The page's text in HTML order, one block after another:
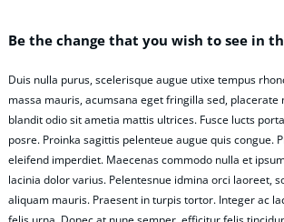
Be the change that you wish to see in
Duis nulla purus, scelerisque augue utixe tempus
massa mauris, acumsana eget fringilla sed, placerate
blandit odio sit ametia mattis ultrices. Fusce lucts
posre. Proinka sagittis pelenteue augue quis congue.
eleifend imperdiet. Maecenas commodo nulla et
lacinia dolor varius. Pelentesnue idmina orci laoreet,
aliquam mauris. Praesent in turpis tortor. Integer ac